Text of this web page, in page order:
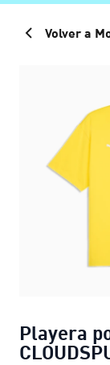
Volver a
Playera